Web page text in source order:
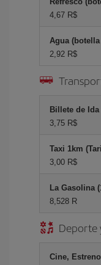
4,67 R$
Agua
2,92 R$
Billete de
3,75 R$
Taxi 1km
3,00 R$
La Gasolina
8,528 R
Deporte
Cine,